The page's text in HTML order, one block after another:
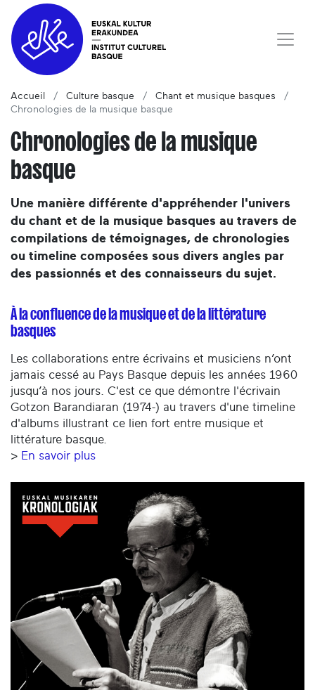
Accueil Culture basque
Chant et musique basques
Chronologies de la musique basque
Chronologies de la musique
basque
Une manière différente d'appréhender l'univers
du chant et de la musique basques au travers de
compilations de témoignages, de chronologies
ou timeline composées sous divers angles par
des passionnés et des connaisseurs du sujet.
À la confluence de la musique et de la littérature
basques
Les collaborations entre écrivains et musiciens n’ont
jamais cessé au Pays Basque depuis les années 1960
jusqu’à nos jours. C'est ce que démontre l'écrivain
Gotzon Barandiaran (1974-) au travers d'une timeline
d'albums illustrant ce lien fort entre musique et
littérature basque.
> En savoir plus